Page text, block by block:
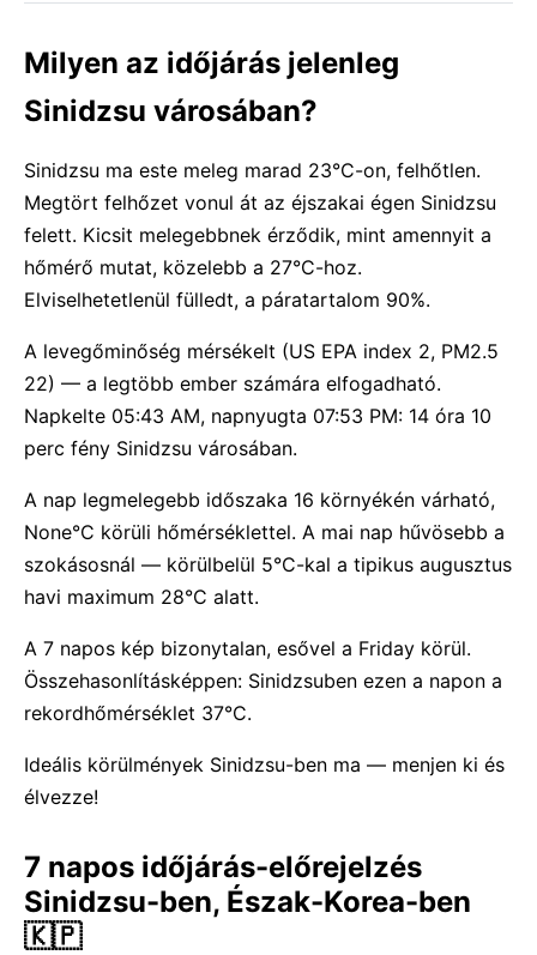
Milyen az időjárás jelenleg
Sinidzsu városában?
Sinidzsu ma este meleg marad 23°C-on, felhőtlen.
Megtört felhőzet vonul át az éjszakai égen Sinidzsu
felett. Kicsit melegebbnek érződik, mint amennyit a
hőmérő mutat, közelebb a 27°C-hoz.
Elviselhetetlenül fülledt, a páratartalom 90%.
A levegőminőség mérsékelt (US EPA index 2, PM2.5
22) — a legtöbb ember számára elfogadható.
Napkelte 05:43 AM, napnyugta 07:53 PM: 14 óra 10
perc fény Sinidzsu városában.
A nap legmelegebb időszaka 16 környékén várható,
None°C körüli hőmérséklettel. A mai nap hűvösebb a
szokásosnál — körülbelül 5°C-kal a tipikus augusztus
havi maximum 28°C alatt.
A 7 napos kép bizonytalan, esővel a Friday körül.
Összehasonlításképpen: Sinidzsuben ezen a napon a
rekordhőmérséklet 37°C.
Ideális körülmények Sinidzsu-ben ma — menjen ki és
élvezze!
7 napos időjárás-előrejelzés
Sinidzsu-ben, Észak-Korea-ben
🇰🇵